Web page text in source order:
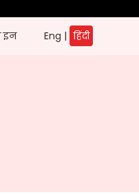
इन Eng | हिंदी